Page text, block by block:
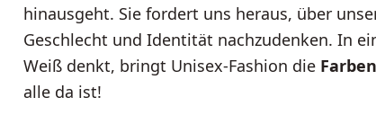
hinausgeht. Sie fordert uns heraus, über
Geschlecht und Identität nachzudenken. In
Weiß denkt, bringt Unisex-Fashion die Farben
alle da ist!